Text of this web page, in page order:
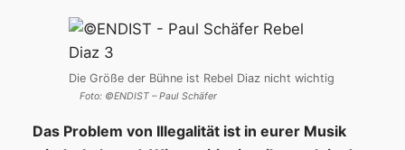
Die Größe der Bühne ist Rebel Diaz nicht wichtig
Foto: ©ENDIST – Paul Schäfer
Das Problem von Illegalität ist in eurer Musik